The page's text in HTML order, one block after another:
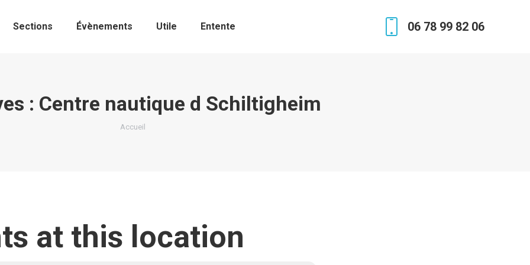
Sections Évènements Utile Entente 06 78 99 82 06
: Centre nautique d Schiltigheim
Vous êtes ici :
Accueil
at this location